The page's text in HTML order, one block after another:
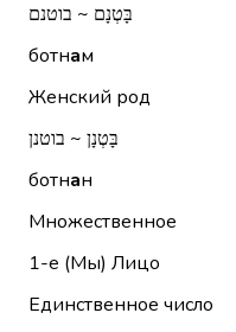
בָּטְנָם ~ בוטנם
ботнам
Женский род
בָּטְנָן ~ בוטנן
ботнан
Множественное
1-е (Мы) Лицо
Единственное число